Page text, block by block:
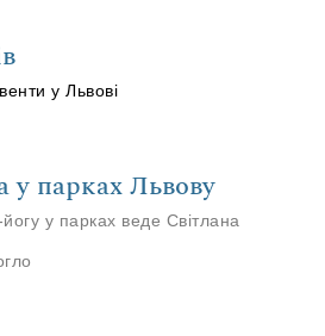
у Львові
у парках Львову
у парках веде Світлана